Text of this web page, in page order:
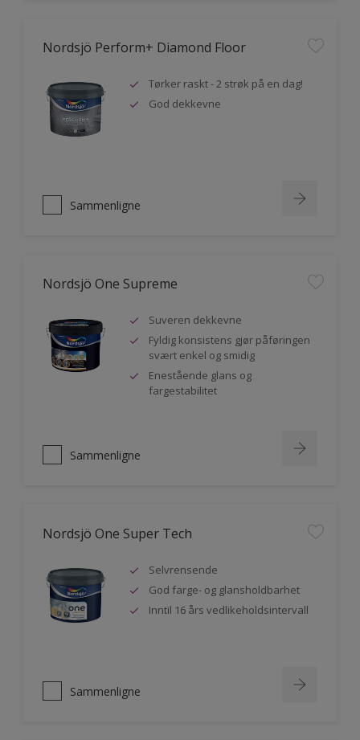
Nordsjö Perform+ Diamond Floor
Tørker raskt - 2 strøk på en dag!
God dekkevne
Sammenligne
Nordsjö One Supreme
Suveren dekkevne
Fyldig konsistens gjør påføringen
svært enkel og smidig
Enestående glans og
fargestabilitet
Sammenligne
Nordsjö One Super Tech
Selvrensende
God farge- og glansholdbarhet
Inntil 16 års vedlikeholdsintervall
Sammenligne